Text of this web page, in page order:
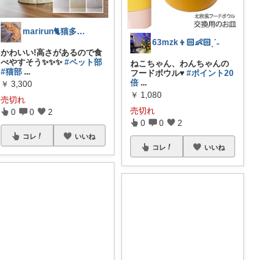
marirun🐈猫多頭飼い
かわいい!高さがあるので食
べやすそう✨✨✨#ペット部
#猫部 ...
￥ 3,300
売切れ
0 0 2
コレ いいね
63mzk👦🏻👶🏻ˎˊ˗
ねこちゃん、わんちゃんの
フードボウル♥#ポイント20
倍 ...
￥ 1,080
売切れ
0 0 2
コレ いいね